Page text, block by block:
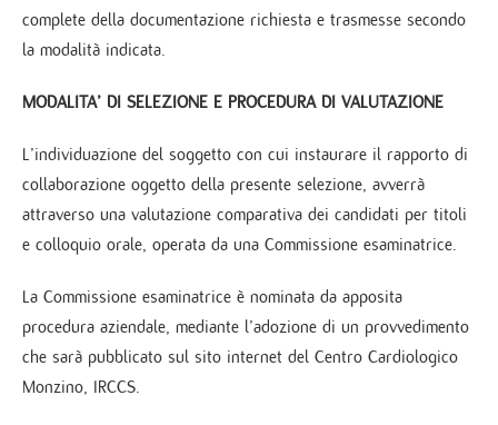
complete della documentazione richiesta e trasmesse secondo
la modalità indicata.
MODALITA’ DI SELEZIONE E PROCEDURA DI VALUTAZIONE
L’individuazione del soggetto con cui instaurare il rapporto di
collaborazione oggetto della presente selezione, avverrà
attraverso una valutazione comparativa dei candidati per titoli
e colloquio orale, operata da una Commissione esaminatrice.
La Commissione esaminatrice è nominata da apposita
procedura aziendale, mediante l’adozione di un provvedimento
che sarà pubblicato sul sito internet del Centro Cardiologico
Monzino, IRCCS.